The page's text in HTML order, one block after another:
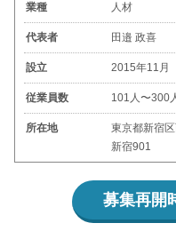
業種 人材
代表者 田邉 政喜
設立 2015年11月
従業員数 101人〜300
所在地
東京都新宿
新宿901
募集再開